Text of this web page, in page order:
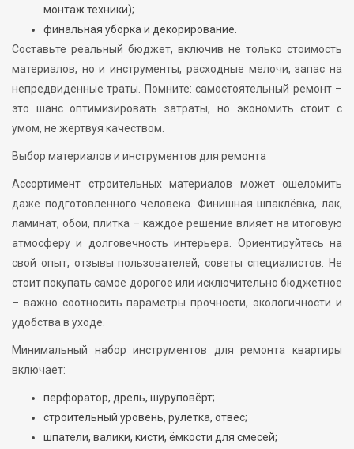
монтаж техники);
финальная уборка и декорирование.
Составьте реальный бюджет, включив не только стоимость
материалов, но и инструменты, расходные мелочи, запас на
непредвиденные траты. Помните: самостоятельный ремонт –
это шанс оптимизировать затраты, но экономить стоит с
умом, не жертвуя качеством.
Выбор материалов и инструментов для ремонта
Ассортимент строительных материалов может ошеломить
даже подготовленного человека. Финишная шпаклёвка, лак,
ламинат, обои, плитка – каждое решение влияет на итоговую
атмосферу и долговечность интерьера. Ориентируйтесь на
свой опыт, отзывы пользователей, советы специалистов. Не
стоит покупать самое дорогое или исключительно бюджетное
– важно соотносить параметры прочности, экологичности и
удобства в уходе.
Минимальный набор инструментов для ремонта квартиры
включает:
перфоратор, дрель, шуруповёрт;
строительный уровень, рулетка, отвес;
шпатели, валики, кисти, ёмкости для смесей;